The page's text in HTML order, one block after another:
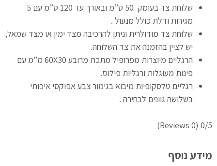
שלוחת צד בעומק 50 ס”מ ובאורך עד 120 ס”מ עם 5
מגירות ודלת כולל מנעול .
שלוחת צד מודולרית וניתן להרכיבה מצד ימין או מצד שמאל,
יש לציין בהזמנה את צד השלוחה.
הרגליים מיוצרות מפרופיל מתכת מרובע 60X30 מ”מ עם
פינות מעוגלות ורגליות פילוס.
רגליים טלסקופיות מיבוא בגימור צבע אפוקסי איכותי
בשלושה גוונים לבחירה .
0/5
(0 Reviews)
מידע נוסף